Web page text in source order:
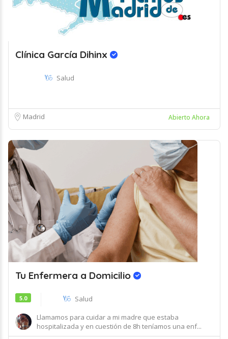
Clínica García Dihinx
Salud
Madrid Abierto Ahora
Tu Enfermera a Domicilio
5.0
Salud
Llamamos para cuidar a mi madre que estaba
hospitalizada y en cuestión de 8h teníamos una enf...